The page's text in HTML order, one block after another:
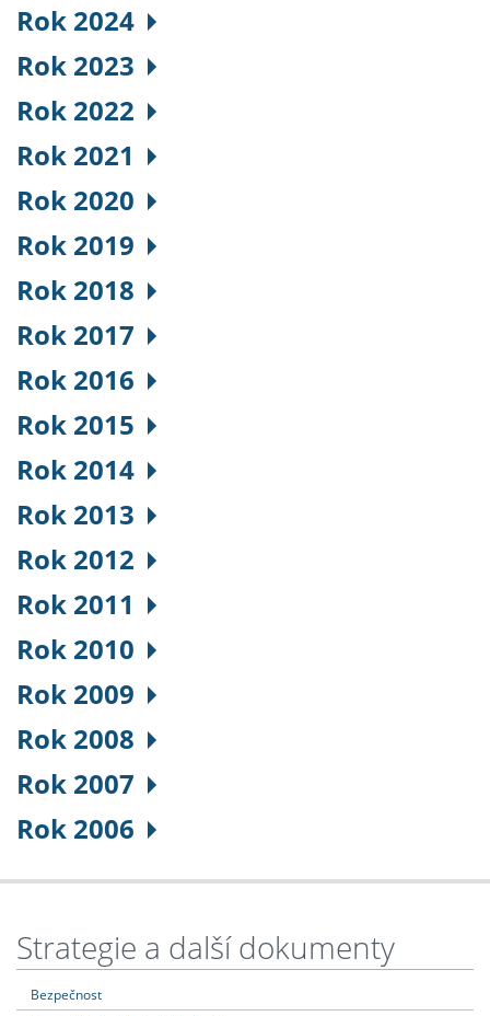
Rok 2024
Rok 2023
Rok 2022
Rok 2021
Rok 2020
Rok 2019
Rok 2018
Rok 2017
Rok 2016
Rok 2015
Rok 2014
Rok 2013
Rok 2012
Rok 2011
Rok 2010
Rok 2009
Rok 2008
Rok 2007
Rok 2006
Strategie a další dokumenty
Bezpečnost